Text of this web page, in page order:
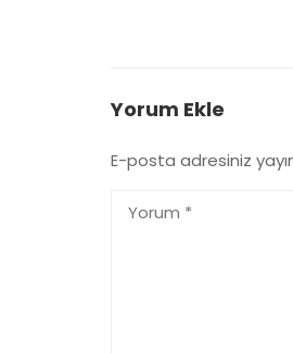
Yorum Ekle
E-posta adresiniz